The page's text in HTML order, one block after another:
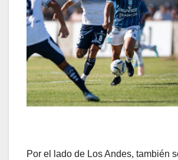
Por el lado de Los Andes, también